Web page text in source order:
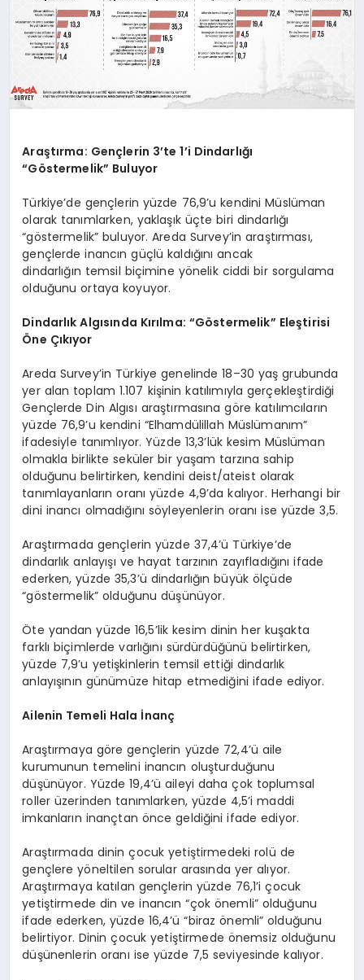
Araştırma: Gençlerin 3’te 1’i Dindarlığı
“Göstermelik” Buluyor
Türkiye’de gençlerin yüzde 76,9’u kendini Müslüman
olarak tanımlarken, yaklaşık üçte biri dindarlığı
“göstermelik” buluyor. Areda Survey’in araştırması,
gençlerde inancın güçlü kaldığını ancak
dindarlığın temsil biçimine yönelik ciddi bir sorgulama
olduğunu ortaya koyuyor.
Dindarlık Algısında Kırılma: “Göstermelik” Eleştirisi
Öne Çıkıyor
Areda Survey’in Türkiye genelinde 18–30 yaş grubunda
yer alan toplam 1.107 kişinin katılımıyla gerçekleştirdiği
Gençlerde Din Algısı araştırmasına göre katılımcıların
yüzde 76,9’u kendini “Elhamdülillah Müslümanım”
ifadesiyle tanımlıyor. Yüzde 13,3’lük kesim Müslüman
olmakla birlikte seküler bir yaşam tarzına sahip
olduğunu belirtirken, kendini deist/ateist olarak
tanımlayanların oranı yüzde 4,9’da kalıyor. Herhangi bir
dini inancı olmadığını söyleyenlerin oranı ise yüzde 3,5.
Araştırmada gençlerin yüzde 37,4’ü Türkiye’de
dindarlık anlayışı ve hayat tarzının zayıfladığını ifade
ederken, yüzde 35,3’ü dindarlığın büyük ölçüde
“göstermelik” olduğunu düşünüyor.
Öte yandan yüzde 16,5’lik kesim dinin her kuşakta
farklı biçimlerde varlığını sürdürdüğünü belirtirken,
yüzde 7,9’u yetişkinlerin temsil ettiği dindarlık
anlayışının günümüze hitap etmediğini ifade ediyor.
Ailenin Temeli Hala İnanç
Araştırmaya göre gençlerin yüzde 72,4’ü aile
kurumunun temelini inancın oluşturduğunu
düşünüyor. Yüzde 19,4’ü aileyi daha çok toplumsal
roller üzerinden tanımlarken, yüzde 4,5’i maddi
imkanların inançtan önce geldiğini ifade ediyor.
Araştırmada dinin çocuk yetiştirmedeki rolü de
gençlere yöneltilen sorular arasında yer alıyor.
Araştırmaya katılan gençlerin yüzde 76,1’i çocuk
yetiştirmede din ve inancın “çok önemli” olduğunu
ifade ederken, yüzde 16,4’ü “biraz önemli” olduğunu
belirtiyor. Dinin çocuk yetiştirmede önemsiz olduğunu
düşünenlerin oranı ise yüzde 7,5 seviyesinde kalıyor.